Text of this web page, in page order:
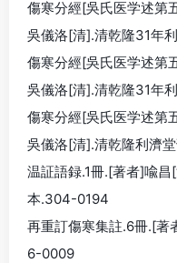
傷寒分經[吳氏医学述第
吳儀洛[清].清乾隆31年
傷寒分經[吳氏医学述第
吳儀洛[清].清乾隆31年
傷寒分經[吳氏医学述第
吳儀洛[清].清乾隆利濟
温証語録.1冊.[著者]喩
本.304-0194
再重訂傷寒集註.6冊.[
6-0009